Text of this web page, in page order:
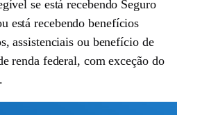
se está recebendo Seguro
está recebendo benefícios
assistenciais ou benefício de
renda federal, com exceção do